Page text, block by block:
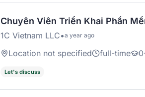
Chuyên Viên Triển Khai Phần
1C Vietnam LLC•a year ago
Location not specified full-time
Let's discuss